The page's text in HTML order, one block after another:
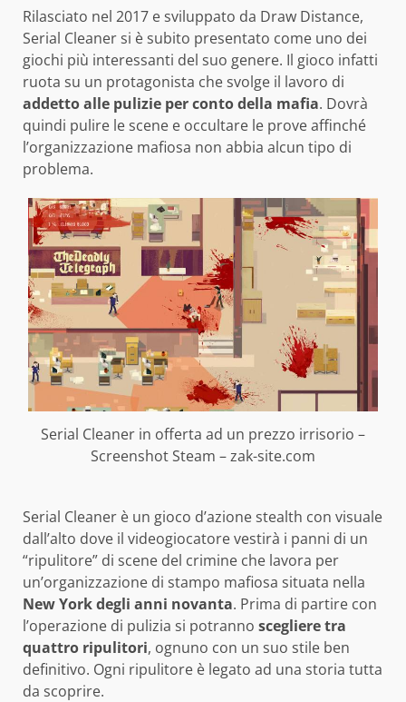
Rilasciato nel 2017 e sviluppato da Draw Distance,
Serial Cleaner si è subito presentato come uno dei
giochi più interessanti del suo genere. Il gioco infatti
ruota su un protagonista che svolge il lavoro di
addetto alle pulizie per conto della mafia. Dovrà
quindi pulire le scene e occultare le prove affinché
l’organizzazione mafiosa non abbia alcun tipo di
problema.
Serial Cleaner in offerta ad un prezzo irrisorio –
Screenshot Steam – zak-site.com
Serial Cleaner è un gioco d’azione stealth con visuale
dall’alto dove il videogiocatore vestirà i panni di un
“ripulitore” di scene del crimine che lavora per
un’organizzazione di stampo mafiosa situata nella
New York degli anni novanta. Prima di partire con
l’operazione di pulizia si potranno scegliere tra
quattro ripulitori, ognuno con un suo stile ben
definitivo. Ogni ripulitore è legato ad una storia tutta
da scoprire.